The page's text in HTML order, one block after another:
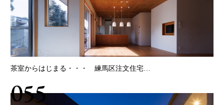
茶室からはじまる・・・ 練馬区注文住宅…
055